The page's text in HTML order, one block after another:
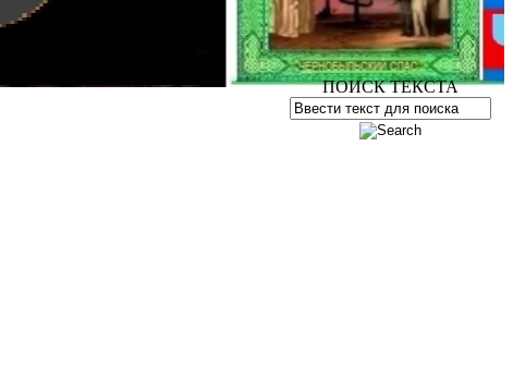
ПОИСК ТЕКСТА